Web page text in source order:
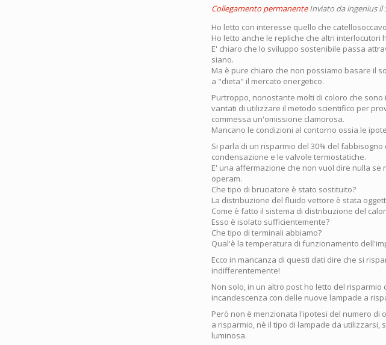
Collegamento permanente Inviato daingeniusil
Ho letto con interesse quello che
Ho letto anche le repliche che altri interlocutori
E' chiaro che lo sviluppo sostenibile passa
siano.
Ma è pure chiaro che non possiamo basare il
a "dieta" il mercato energetico.
Purtroppo, nonostante molti di coloro che
vantati di utilizzare il metodo scientifico per
commessa un'omissione clamorosa.
Mancano le condizioni al contorno ossia le
Si parla di un risparmio del 30% del
condensazione e le valvole termostatiche.
E' una affermazione che non vuol dire nulla
operam.
Che tipo di bruciatore è stato sostituito?
La distribuzione del fluido vettore è stata
Come è fatto il sistema di distribuzione del
Esso è isolato sufficientemente?
Che tipo di terminali abbiamo?
Qual'è la temperatura di funzionamento
Ecco in mancanza di questi dati dire che si
indifferentemente!
Non solo, in un altro post ho letto del
incandescenza con delle nuove lampade a
Però non è menzionata l'ipotesi del numero di
a risparmio, nè il tipo di lampade da
luminosa.